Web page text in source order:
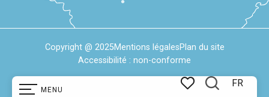
MENU
FR
Copyright @ 2025Mentions légalesPlan du site
Accessibilité : non-conforme